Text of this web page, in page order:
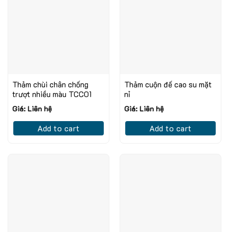
Thảm chùi chân chống
trượt nhiều màu TCC01
Giá: Liên hệ
Add to cart
Thảm cuộn đế cao su mặt
nỉ
Giá: Liên hệ
Add to cart